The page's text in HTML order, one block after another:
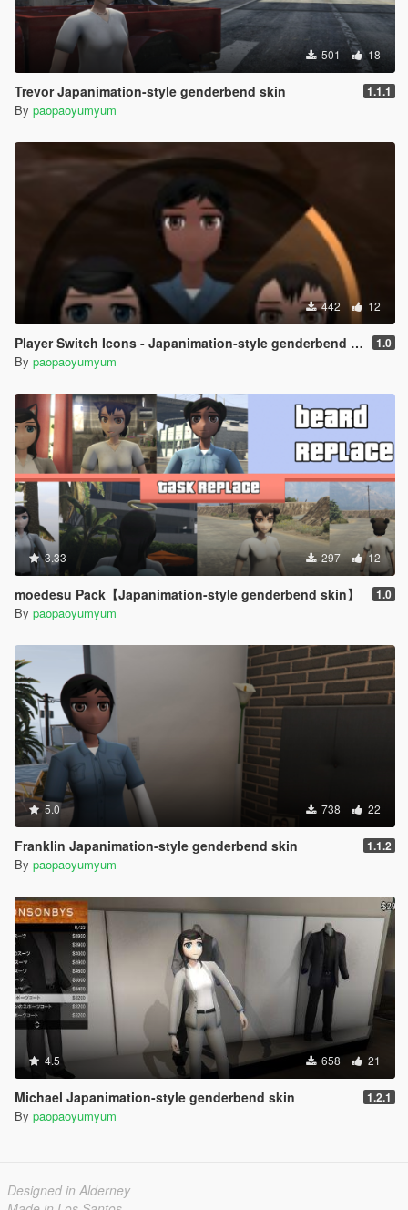
501 18
Trevor Japanimation-style genderbend skin 1.1.1
By paopaoyumyum
442 12
Player Switch Icons - Japanimation-style genderbend skin 1.0
By paopaoyumyum
3.33 297 12
moedesu Pack【Japanimation-style genderbend skin】 1.0
By paopaoyumyum
5.0 738 22
Franklin Japanimation-style genderbend skin 1.1.2
By paopaoyumyum
4.5 658 21
Michael Japanimation-style genderbend skin 1.2.1
By paopaoyumyum
Designed in Alderney